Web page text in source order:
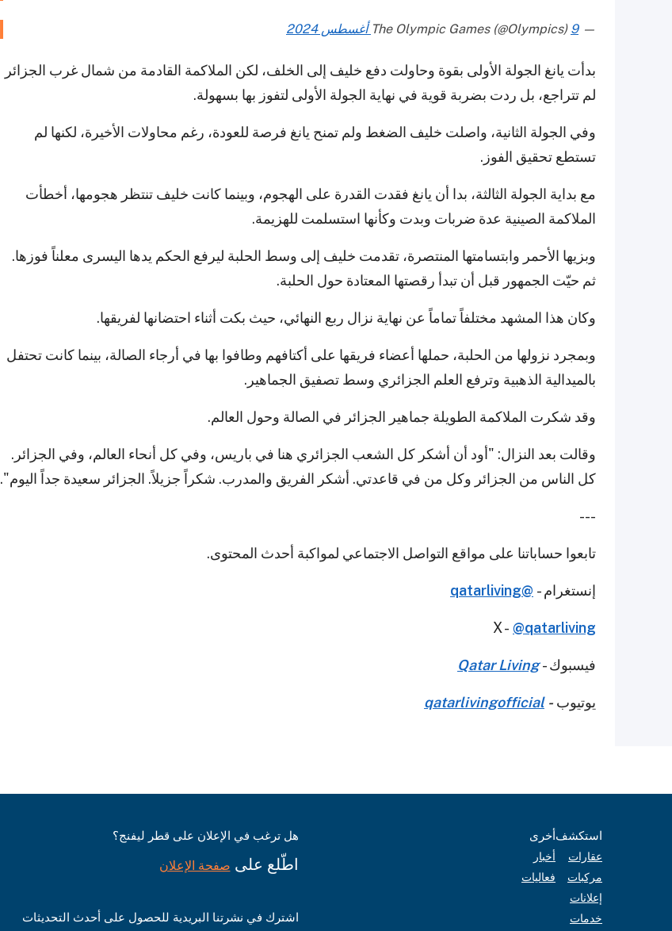
— The Olympic Games (@Olympics)9 أغسطس 2024
بدأت يانغ الجولة الأولى بقوة وحاولت دفع خليف إلى الخلف، لكن الملاكمة القادمة من شمال غرب الجزائر
لم تتراجع، بل ردت بضربة قوية في نهاية الجولة الأولى لتفوز بها بسهولة.
وفي الجولة الثانية، واصلت خليف الضغط ولم تمنح يانغ فرصة للعودة، رغم محاولات الأخيرة، لكنها لم
تستطع تحقيق الفوز.
مع بداية الجولة الثالثة، بدا أن يانغ فقدت القدرة على الهجوم، وبينما كانت خليف تنتظر هجومها، أخطأت
الملاكمة الصينية عدة ضربات وبدت وكأنها استسلمت للهزيمة.
وبزيها الأحمر وابتسامتها المنتصرة، تقدمت خليف إلى وسط الحلبة ليرفع الحكم يدها اليسرى معلناً فوزها.
ثم حيّت الجمهور قبل أن تبدأ رقصتها المعتادة حول الحلبة.
وكان هذا المشهد مختلفاً تماماً عن نهاية نزال ربع النهائي، حيث بكت أثناء احتضانها لفريقها.
وبمجرد نزولها من الحلبة، حملها أعضاء فريقها على أكتافهم وطافوا بها في أرجاء الصالة، بينما كانت تحتفل
بالميدالية الذهبية وترفع العلم الجزائري وسط تصفيق الجماهير.
وقد شكرت الملاكمة الطويلة جماهير الجزائر في الصالة وحول العالم.
وقالت بعد النزال: "أود أن أشكر كل الشعب الجزائري هنا في باريس، وفي كل أنحاء العالم، وفي الجزائر.
كل الناس من الجزائر وكل من في قاعدتي. أشكر الفريق والمدرب. شكراً جزيلاً. الجزائر سعيدة جداً اليوم".
---
تابعوا حساباتنا على مواقع التواصل الاجتماعي لمواكبة أحدث المحتوى.
إنستغرام - @qatarliving
X - @qatarliving
فيسبوك -Qatar Living
يوتيوب -
qatarlivingofficial
استكشف
عقارات
مركبات
إعلانات
خدمات
أخرى
أخبار
فعاليات
هل ترغب في الإعلان على قطر ليفنج؟
اطّلع على صفحة الإعلان
اشترك في نشرتنا البريدية للحصول على أحدث التحديثات